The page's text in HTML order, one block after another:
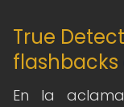
True
flashbacks
En la